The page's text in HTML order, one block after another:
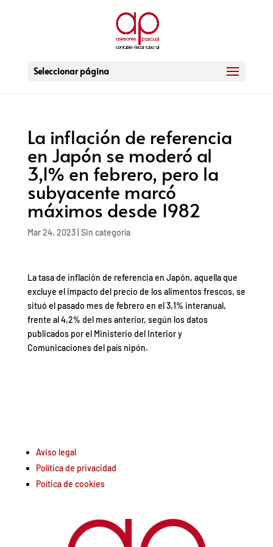
Seleccionar página
La inflación de referencia
en Japón se moderó al
3,1% en febrero, pero la
subyacente marcó
máximos desde 1982
Mar 24, 2023| Sin categoría
La tasa de inflación de referencia en Japón, aquella que
excluye el impacto del precio de los alimentos frescos, se
situó el pasado mes de febrero en el 3,1% interanual,
frente al 4,2% del mes anterior, según los datos
publicados por el Ministerio del Interior y
Comunicaciones del país nipón.
Aviso legal
Política de privacidad
Poítica de cookies